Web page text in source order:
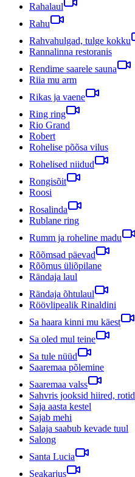
Rahalaul
Rahu
Rahvahulgad, tulge kokku
Rannalinna restoranis
Rendime saarele sauna
Riia mu arm
Rikas ja vaene
Ring ring
Rio Grand
Robert
Rohelise põõsa vilus
Rohelised niidud
Rongisõit
Roosi
Rosalinda
Rublane ring
Rumm ja roheline madu
Rõõmsad päevad
Rõõmus üliõpilane
Rändaja laul
Rändaja õhtulaul
Röövlipealik Rinaldini
Sa haara kinni mu käest
Sa oled mul teine
Sa tule nüüd
Saaremaa põlemine
Saaremaa valss
Sahvris jooksid hiired, rotid
Saja aasta kestel
Sajab mehi
Salaja saabub kevade tuul
Salong
Santa Lucia
Seakarjus